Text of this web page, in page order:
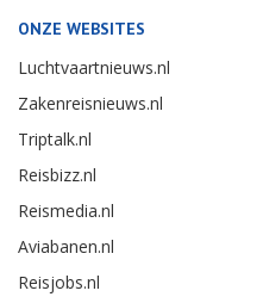
ONZE WEBSITES
Luchtvaartnieuws.nl
Zakenreisnieuws.nl
Triptalk.nl
Reisbizz.nl
Reismedia.nl
Aviabanen.nl
Reisjobs.nl